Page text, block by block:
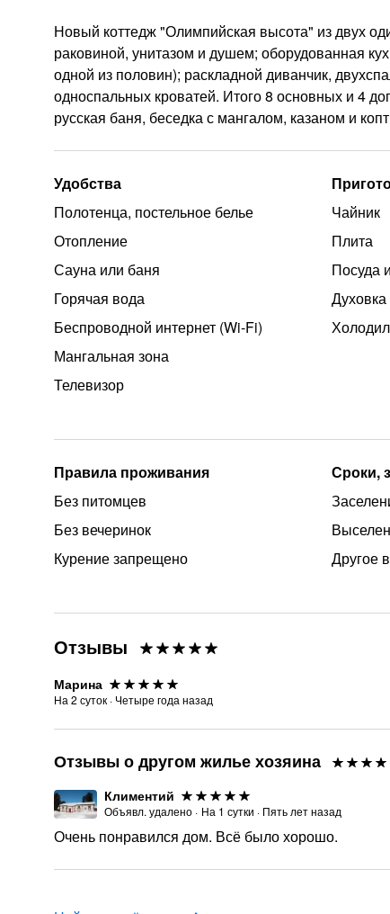
Новый коттедж "Олимпийская высота" из двух
раковиной, унитазом и душем; оборудованная
одной из половин); раскладной диванчик,
односпальных кроватей. Итого 8 основных и 4
русская баня, беседка с мангалом, казаном и
Удобства
Полотенца, постельное белье
Отопление
Сауна или баня
Горячая вода
Беспроводной интернет (Wi‑Fi)
Мангальная зона
Телевизор
Чайник
Плита
Посуда
Духовка
Правила проживания
Без питомцев
Без вечеринок
Курение запрещено
Сроки,
Другое
Отзывы
Марина
На 2 суток · Четыре года назад
Отзывы о другом жилье хозяина
Климентий
Объявл. удалено · На 1 сутки · Пять лет назад
Очень понравился дом. Всё было хорошо.